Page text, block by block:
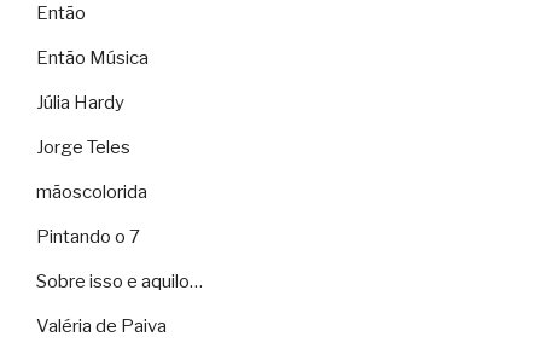
Então
Então Música
Júlia Hardy
Jorge Teles
mãoscolorida
Pintando o 7
Sobre isso e aquilo…
Valéria de Paiva